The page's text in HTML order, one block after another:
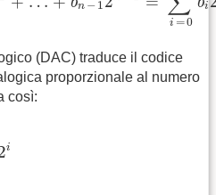
n −1
i =0
i
(DAC) traduce il codice
proporzionale al numero
così:
i